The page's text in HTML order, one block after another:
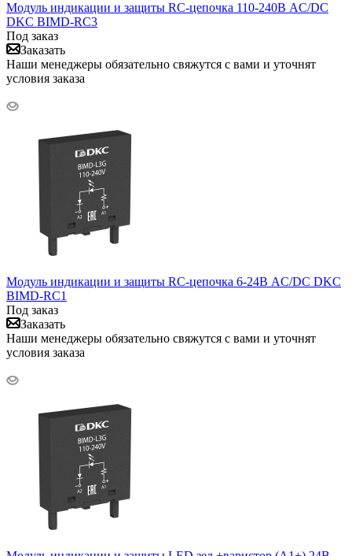
Модуль индикации и защиты RC-цепочка 110-240В AC/DC
DKC BIMD-RC3
Под заказ
Заказать
Наши менеджеры обязательно свяжутся с вами и уточнят
условия заказа
Модуль индикации и защиты RC-цепочка 6-24В AC/DC DKC
BIMD-RC1
Под заказ
Заказать
Наши менеджеры обязательно свяжутся с вами и уточнят
условия заказа